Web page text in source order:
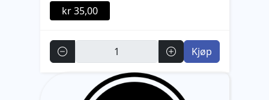
kr 35,00
Antall Kjøp